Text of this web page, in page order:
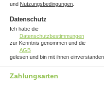
und Nutzungsbedingungen
Datenschutz
Ich habe die
Datenschutzbestimmungen
zur Kenntnis genommen und die
AGB
gelesen und bin mit ihnen einverstanden.
Zahlungsarten